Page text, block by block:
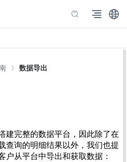
数据导出
建完整的数据平台，因此除了在
查询的明细结果以外，我们也提
户从平台中导出和获取数据：